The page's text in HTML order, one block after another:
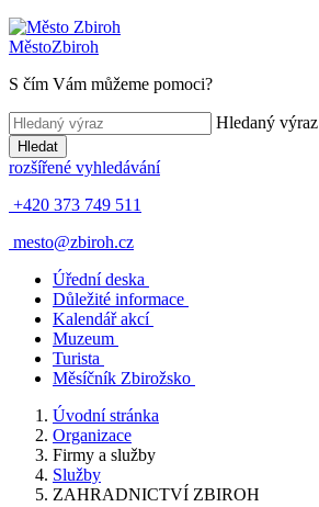
MěstoZbiroh
S čím Vám můžeme pomoci?
Hledaný výraz
Hledat
rozšířené vyhledávání
+420 373 749 511
mesto@zbiroh.cz
Úřední deska
Důležité informace
Kalendář akcí
Muzeum
Turista
Měsíčník Zbirožsko
Úvodní stránka
Organizace
Firmy a služby
Služby
ZAHRADNICTVÍ ZBIROH